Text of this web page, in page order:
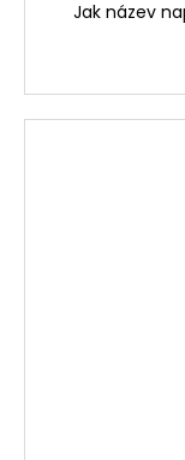
Jak název